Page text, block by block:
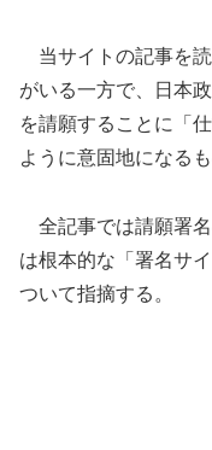
当サイトの記事を読
がいる一方で、日本
を請願することに「
ように意固地になるも
全記事では請願署
は根本的な「署名サ
ついて指摘する。